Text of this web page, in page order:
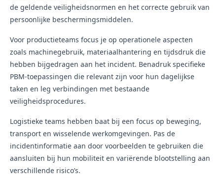
de geldende veiligheidsnormen en het correcte gebruik van
persoonlijke beschermingsmiddelen.
Voor productieteams focus je op operationele aspecten
zoals machinegebruik, materiaalhantering en tijdsdruk die
hebben bijgedragen aan het incident. Benadruk specifieke
PBM-toepassingen die relevant zijn voor hun dagelijkse
taken en leg verbindingen met bestaande
veiligheidsprocedures.
Logistieke teams hebben baat bij een focus op beweging,
transport en wisselende werkomgevingen. Pas de
incidentinformatie aan door voorbeelden te gebruiken die
aansluiten bij hun mobiliteit en variërende blootstelling aan
verschillende risico’s.